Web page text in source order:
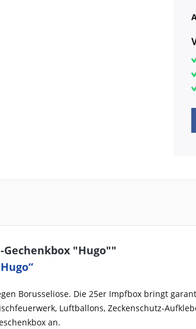
"Hugo""
Borusseliose. Die 25er Impfbox bringt
Luftballons, Zeckenschutz-
an.